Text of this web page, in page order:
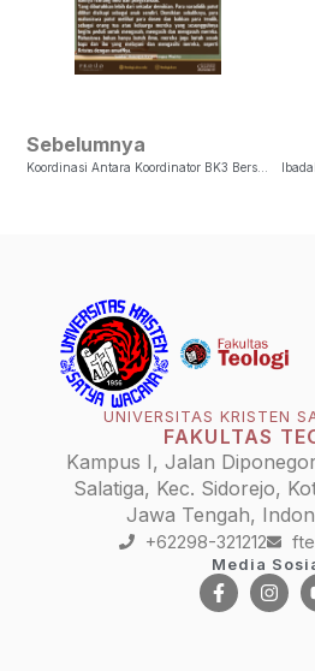
Sebelumnya
UNIVERSITAS KRISTEN
FAKULTAS
Kampus I, Jalan
Salatiga, Kec. Sidorejo,
Jawa Tengah,
+62298-321212
Media